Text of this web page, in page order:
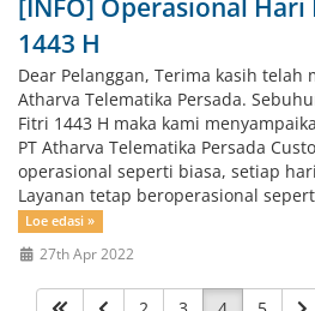
[INFO] Operasional Hari
1443 H
Dear Pelanggan, Terima kasih telah
Atharva Telematika Persada.
Fitri 1443 H maka kami
PT Atharva Telematika Persada
operasional seperti biasa, setiap
Layanan tetap beroperasional
Loe edasi »
27th Apr 2022